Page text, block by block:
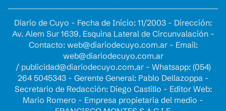
Diario de Cuyo - Fecha de Inicio: 11/2003 - Dirección:
Av. Alem Sur 1639. Esquina Lateral de Circunvalación -
Contacto: web@diariodecuyo.com.ar- Email:
web@diariodecuyo.com.ar
/ publicidad@diariodecuyo.com.ar- Whatsapp: (054)
264 5045343 - Gerente General: Pablo Dellazoppa -
Secretario de Redacción: Diego Castillo - Editor Web:
Mario Romero - Empresa propietaria del medio -